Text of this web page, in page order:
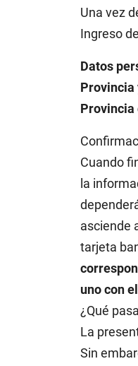
Una vez
Ingreso
Datos
Provincia
Provincia
Cuando
la
asciende
tarjeta
uno con
¿Qué
La
Sin